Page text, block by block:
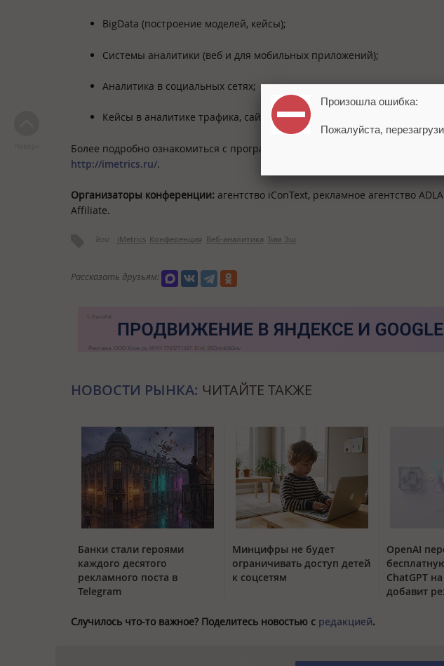
BigData (построение моделей, кейсы);
Системы аналитики (веб и для мобильных приложений);
Аналитика в социальных сетях;
Кейсы в аналитике трафика, сайтов/приложений.
Более подробно ознакомиться с программой и зарегистрироваться можно
http://imetrics.ru/.
Организаторы конференции: агентство iConText, рекламное агентство
Affiliate.
Теги: iMetrics Конференция Веб-аналитика Тим Эш
Рассказать друзьям:
НОВОСТИ РЫНКА: ЧИТАЙТЕ ТАКЖЕ
Банки стали героями
каждого десятого
рекламного поста в
Telegram
Минцифры не будет
ограничивать доступ детей
к соцсетям
OpenAI
ChatGPT
добавит
Случилось что-то важное? Поделитесь новостью с редакцией.
Произошла ошибка:
Пожалуйста,